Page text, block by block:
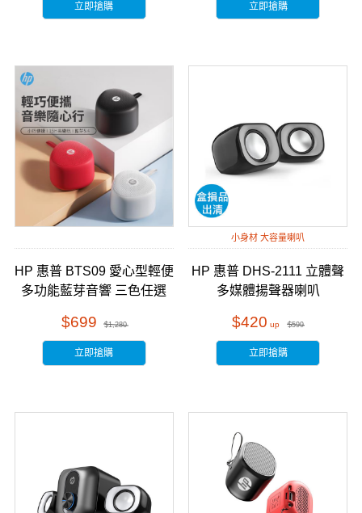
立即搶購 立即搶購
HP 惠普 BTS09 愛心型輕便
多功能藍芽音響 三色任選
$699 $1,280
立即搶購
小身材 大容量喇叭
HP 惠普 DHS-2111 立體聲
多媒體揚聲器喇叭
$420 $599
立即搶購